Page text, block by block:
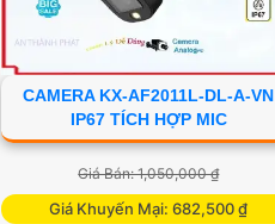
CAMERA KX-AF2011L-DL-A-VN
IP67 TÍCH HỢP MIC
Giá Bán: 1,050,000 ₫
Giá Khuyến Mại: 682,500 ₫